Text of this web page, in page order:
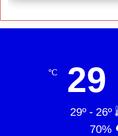
29
℃
70%